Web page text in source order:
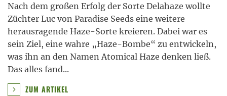
Nach dem großen Erfolg der Sorte Delahaze wollte
Züchter Luc von Paradise Seeds eine weitere
herausragende Haze-Sorte kreieren. Dabei war es
sein Ziel, eine wahre „Haze-Bombe“ zu entwickeln,
was ihn an den Namen Atomical Haze denken ließ.
Das alles fand...
ZUM ARTIKEL